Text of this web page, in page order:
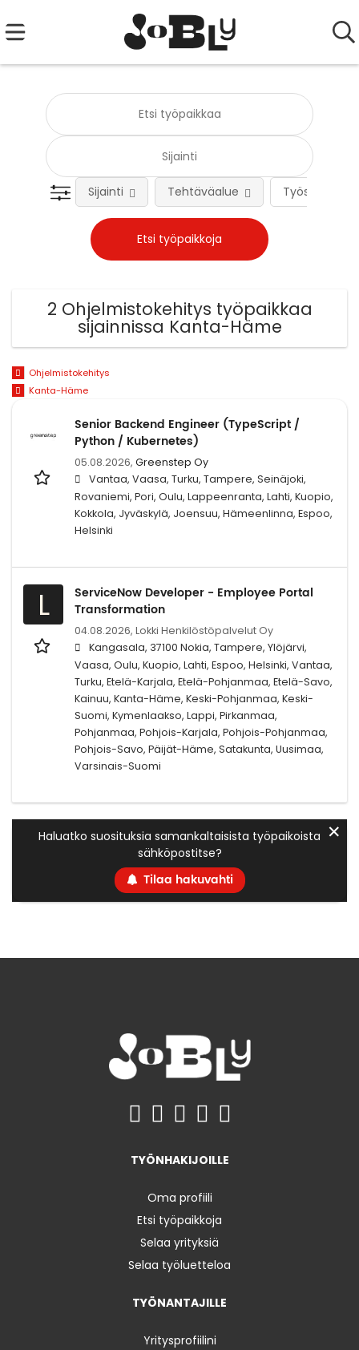
Työsuhteen
Sijainti Tehtäväalue
2 Ohjelmistokehitys työpaikkaa
sijainnissa Kanta-Häme
Ohjelmistokehitys
Kanta-Häme
Senior Backend Engineer (TypeScript /
Python / Kubernetes)
05.08.2026, Greenstep Oy
Vantaa, Vaasa, Turku, Tampere, Seinäjoki,
Rovaniemi, Pori, Oulu, Lappeenranta, Lahti, Kuopio,
Kokkola, Jyväskylä, Joensuu, Hämeenlinna, Espoo,
Helsinki
L
ServiceNow Developer - Employee Portal
Transformation
04.08.2026, Lokki Henkilöstöpalvelut Oy
Kangasala, 37100 Nokia, Tampere, Ylöjärvi,
Vaasa, Oulu, Kuopio, Lahti, Espoo, Helsinki, Vantaa,
Turku, Etelä-Karjala, Etelä-Pohjanmaa, Etelä-Savo,
Kainuu, Kanta-Häme, Keski-Pohjanmaa, Keski-
Suomi, Kymenlaakso, Lappi, Pirkanmaa,
Pohjanmaa, Pohjois-Karjala, Pohjois-Pohjanmaa,
Pohjois-Savo, Päijät-Häme, Satakunta, Uusimaa,
Varsinais-Suomi
Haluatko suosituksia samankaltaisista työpaikoista
sähköpostitse?
Tilaa hakuvahti
✕
TYÖNHAKIJOILLE
Oma profiili
Etsi työpaikkoja
Selaa yrityksiä
Selaa työluetteloa
TYÖNANTAJILLE
Yritysprofiilini